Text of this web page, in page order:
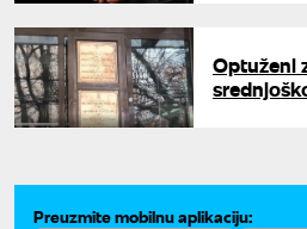
Optuženi
Preuzmite mobilnu aplikaciju: